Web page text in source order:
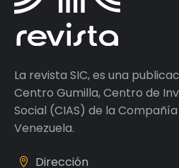
La revista SIC, es una
Centro Gumilla, Centro de
Social (CIAS) de la
Venezuela.
Dirección